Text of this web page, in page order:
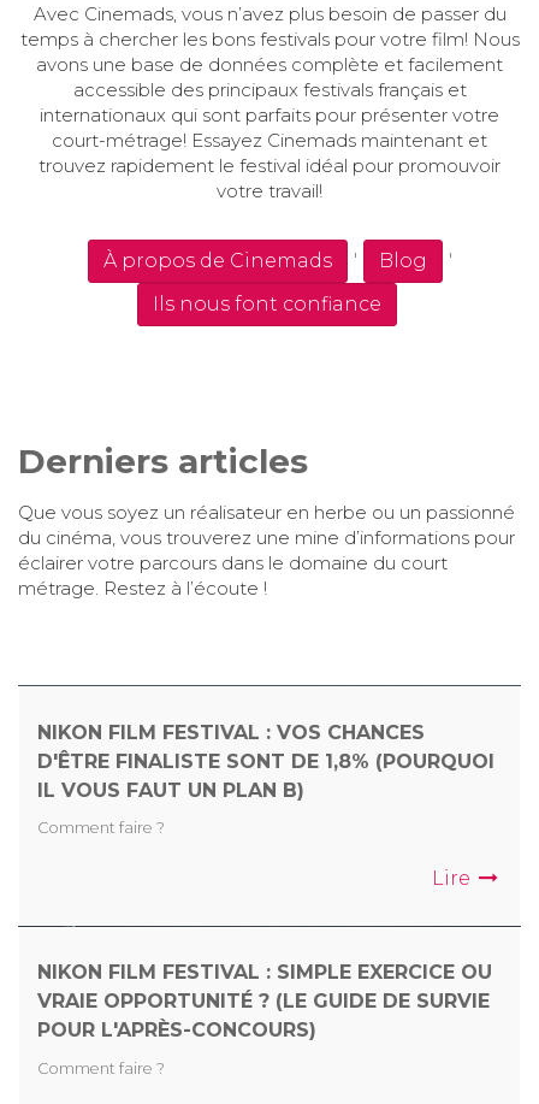
Avec Cinemads, vous n’avez plus besoin de passer du
temps à chercher les bons festivals pour votre film! Nous
avons une base de données complète et facilement
accessible des principaux festivals français et
internationaux qui sont parfaits pour présenter votre
court-métrage! Essayez Cinemads maintenant et
trouvez rapidement le festival idéal pour promouvoir
votre travail!
À propos de Cinemads ' Blog
'
Ils nous font confiance
Derniers articles
Que vous soyez un réalisateur en herbe ou un passionné
du cinéma, vous trouverez une mine d’informations pour
éclairer votre parcours dans le domaine du court
métrage. Restez à l’écoute !
NIKON FILM FESTIVAL : VOS CHANCES
D'ÊTRE FINALISTE SONT DE 1,8% (POURQUOI
IL VOUS FAUT UN PLAN B)
Comment faire ?
Lire
NIKON FILM FESTIVAL : SIMPLE EXERCICE OU
VRAIE OPPORTUNITÉ ? (LE GUIDE DE SURVIE
POUR L'APRÈS-CONCOURS)
Comment faire ?